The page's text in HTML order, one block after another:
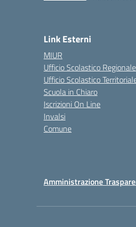
Link Esterni
MIUR
Ufficio Scolastico Regionale
Ufficio Scolastico
Scuola in Chiaro
Iscrizioni On Line
Invalsi
Comune
Amministrazione